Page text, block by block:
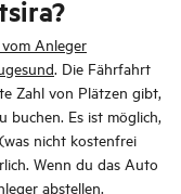
Anleger
. Die Fährfahrt
Zahl von Plätzen gibt,
buchen. Es ist möglich,
nicht kostenfrei
Wenn du das Auto
abstellen.